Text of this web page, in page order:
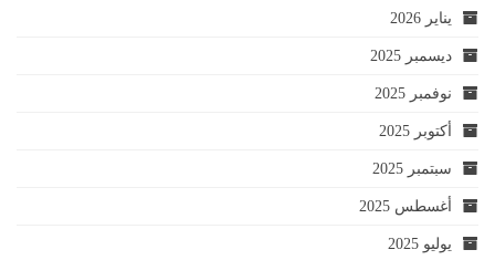
يناير 2026
ديسمبر 2025
نوفمبر 2025
أكتوبر 2025
سبتمبر 2025
أغسطس 2025
يوليو 2025